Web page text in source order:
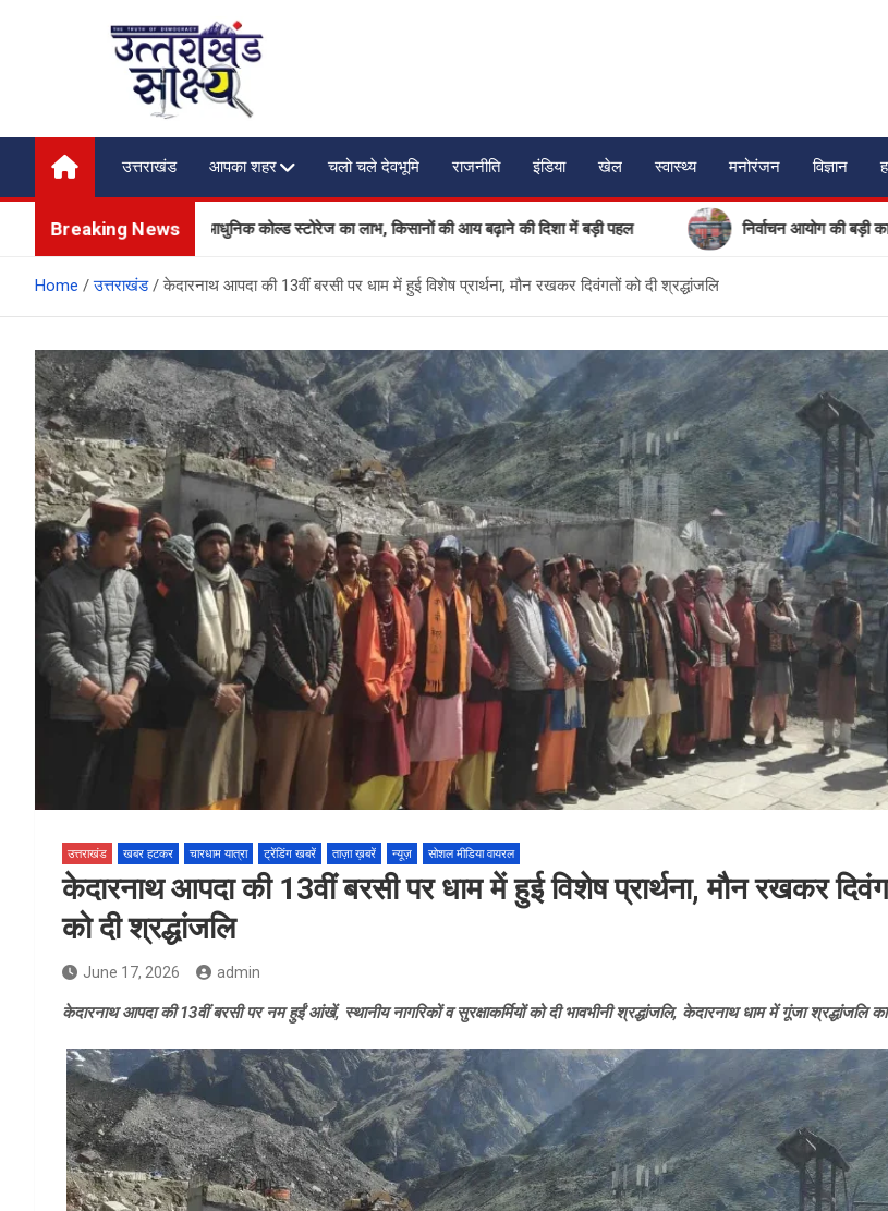
Uttarakhand Shakshya
My News Portal
उत्तराखंड
आपका शहर चलो चले देवभूमि राजनीति इंडिया खेल स्वास्थ्य मनोरंजन विज्ञान
Breaking News
को मिलेगा आधुनिक कोल्ड स्टोरेज का लाभ, किसानों की आय बढ़ाने की दिशा में बड़ी पहल निर्वाचन आयोग की बड़ी कार्रवाई:
Home उत्तराखंड केदारनाथ आपदा की 13वीं बरसी पर धाम में हुई विशेष प्रार्थना, मौन रखकर दिवंगतों को दी श्रद्धांजलि
उत्तराखंड खबर हटकर चारधाम यात्रा ट्रेंडिंग खबरें ताज़ा ख़बरें न्यूज़ सोशल मीडिया वायरल
केदारनाथ आपदा की 13वीं बरसी पर धाम में हुई विशेष प्रार्थना, मौन रखकर
को दी श्रद्धांजलि
June 17, 2026 admin
केदारनाथ आपदा की 13वीं बरसी पर नम हुईं आंखें, स्थानीय नागरिकों व सुरक्षाकर्मियों को दी भावभीनी श्रद्धांजलि, केदारनाथ धाम में गूंजा श्रद्धांजलि